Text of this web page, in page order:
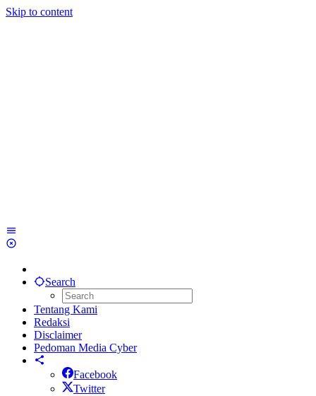
Skip to content
Search
Tentang Kami
Redaksi
Disclaimer
Pedoman Media Cyber
Facebook
Twitter